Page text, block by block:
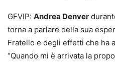
GFVIP: Andrea Denver
torna a parlare della sua
Fratello e degli effetti che ha
“Quando mi è arrivata la